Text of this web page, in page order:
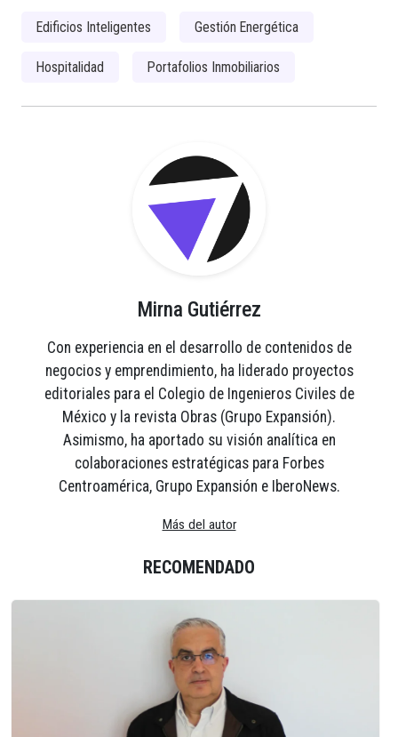
Edificios Inteligentes Gestión Energética
Hospitalidad Portafolios Inmobiliarios
Mirna Gutiérrez
Con experiencia en el desarrollo de contenidos de
negocios y emprendimiento, ha liderado proyectos
editoriales para el Colegio de Ingenieros Civiles de
México y la revista Obras (Grupo Expansión).
Asimismo, ha aportado su visión analítica en
colaboraciones estratégicas para Forbes
Centroamérica, Grupo Expansión e IberoNews.
Más del autor
RECOMENDADO